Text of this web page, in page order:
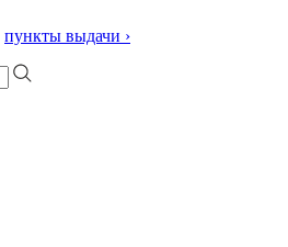
пункты выдачи ›